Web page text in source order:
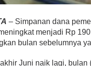
– Simpanan dana
menjadi Rp
bulan sebelumnya
Juni naik lagi,